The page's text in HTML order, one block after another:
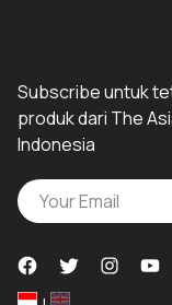
Subscribe untuk
produk dari The
Indonesia